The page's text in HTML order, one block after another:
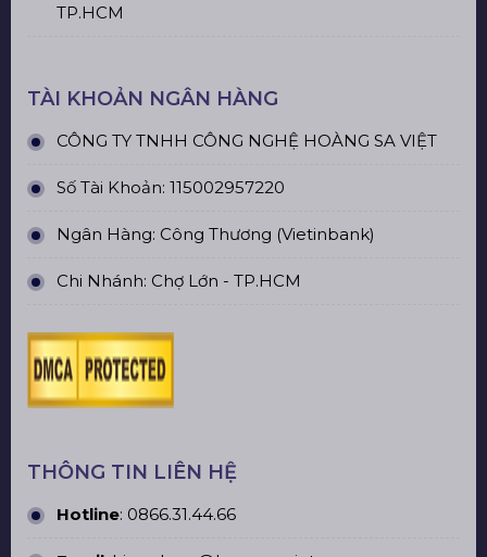
TP.HCM
TÀI KHOẢN NGÂN HÀNG
CÔNG TY TNHH CÔNG NGHỆ HOÀNG SA VIỆT
Số Tài Khoản: 115002957220
Ngân Hàng: Công Thương (Vietinbank)
Chi Nhánh: Chợ Lớn - TP.HCM
THÔNG TIN LIÊN HỆ
Hotline: 0866.31.44.66